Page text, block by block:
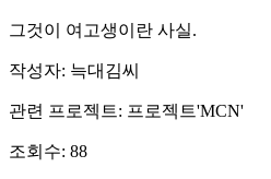
그것이 여고생이란 사실.
작성자: 늑대김씨
관련 프로젝트: 프로젝트'MCN'
조회수: 88